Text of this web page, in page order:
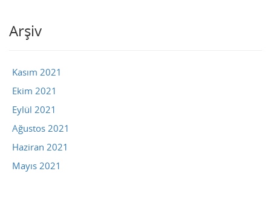
Arşiv
Kasım 2021
Ekim 2021
Eylül 2021
Ağustos 2021
Haziran 2021
Mayıs 2021